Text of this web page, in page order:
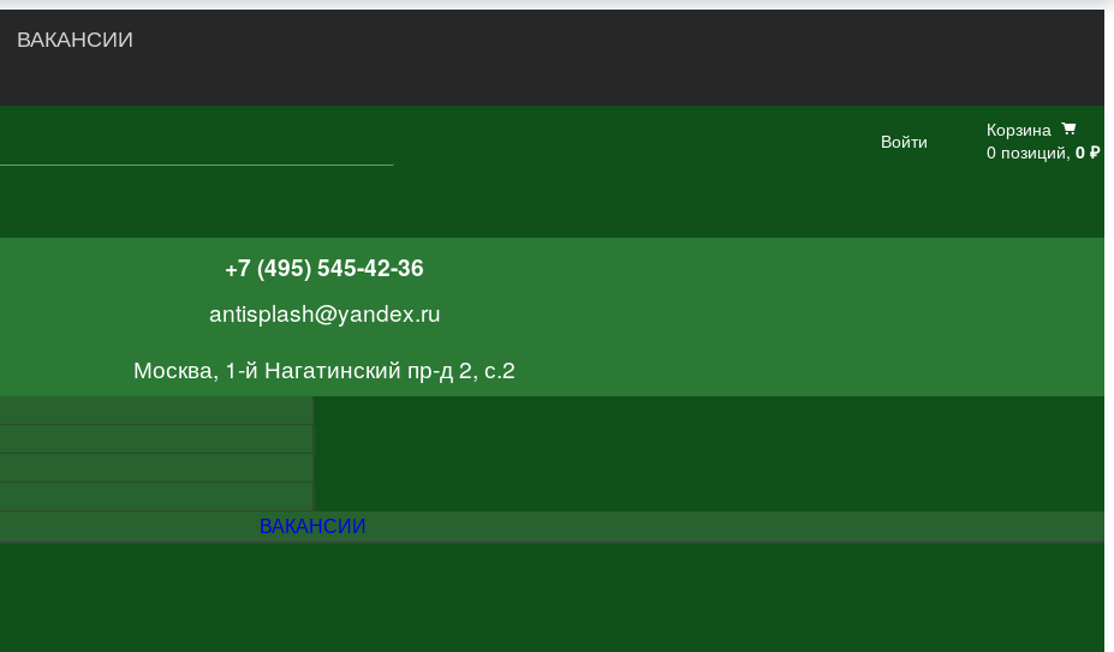
ВАКАНСИИ
Войти
Корзина
0 позиций, 0 ₽
+7 (495) 545-42-36
antisplash@yandex.ru
Москва, 1-й Нагатинский пр-д 2, с.2
ВАКАНСИИ